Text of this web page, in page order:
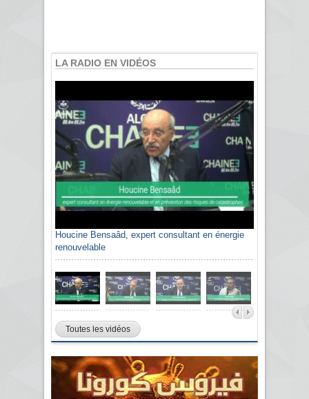
LA RADIO EN VIDÉOS
Houcine Bensaâd, expert consultant en énergie
renouvelable
Toutes les vidéos